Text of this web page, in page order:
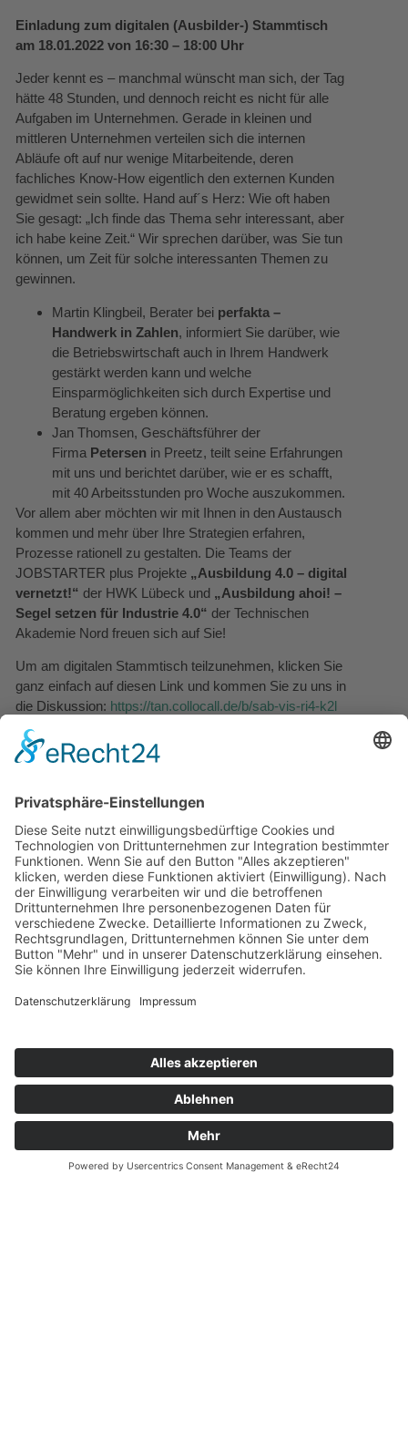
Einladung zum digitalen (Ausbilder-) Stammtisch
am 18.01.2022 von 16:30 – 18:00 Uhr
Jeder kennt es – manchmal wünscht man sich, der Tag
hätte 48 Stunden, und dennoch reicht es nicht für alle
Aufgaben im Unternehmen. Gerade in kleinen und
mittleren Unternehmen verteilen sich die internen
Abläufe oft auf nur wenige Mitarbeitende, deren
fachliches Know-How eigentlich den externen Kunden
gewidmet sein sollte. Hand auf´s Herz: Wie oft haben
Sie gesagt: „Ich finde das Thema sehr interessant, aber
ich habe keine Zeit.“ Wir sprechen darüber, was Sie tun
können, um Zeit für solche interessanten Themen zu
gewinnen.
Martin Klingbeil, Berater bei perfakta –
Handwerk in Zahlen, informiert Sie darüber, wie
die Betriebswirtschaft auch in Ihrem Handwerk
gestärkt werden kann und welche
Einsparmöglichkeiten sich durch Expertise und
Beratung ergeben können.
Jan Thomsen, Geschäftsführer der
Firma Petersen in Preetz, teilt seine Erfahrungen
mit uns und berichtet darüber, wie er es schafft,
mit 40 Arbeitsstunden pro Woche auszukommen.
Vor allem aber möchten wir mit Ihnen in den Austausch
kommen und mehr über Ihre Strategien erfahren,
Prozesse rationell zu gestalten. Die Teams der
JOBSTARTER plus Projekte „Ausbildung 4.0 – digital
vernetzt!“ der HWK Lübeck und „Ausbildung ahoi! –
Segel setzen für Industrie 4.0“ der Technischen
Akademie Nord freuen sich auf Sie!
Um am digitalen Stammtisch teilzunehmen, klicken Sie
ganz einfach auf diesen Link und kommen Sie zu uns in
die Diskussion: https://tan.collocall.de/b/sab-vis-ri4-k2l
Wir freuen uns über eine kurze Anmeldung per Email
unterahoi@t-a-nord.de, setzen diese aber nicht als
Muss voraus.
Sollten Sie einHeadsetverwenden, empfehlen wir
anzuschließen. Um sich direkt und unkompliziert
auszutauschen, wäre es schön, wenn Sie ein Endgerät
mit Mikrofon und möglichst auch mit Kamera
verwenden würden.
Sie haben noch Fragen? Dann melden Sie sich gerne
bei uns per Email oder per Telefon.
Petra Gaede
Technische Akademie Nord e.V.
mobil: 0176 47166279